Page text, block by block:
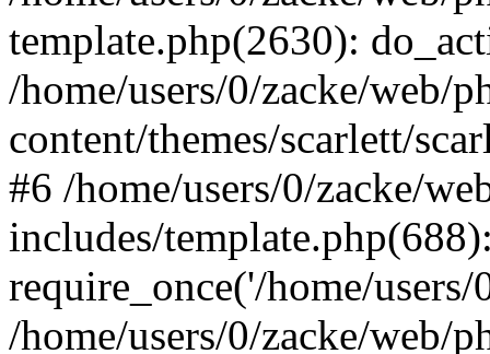
template.php(2630):
/home/users/0/zacke/web/
content/themes/scarlett/
#6 /home/users/0/zacke/
includes/
require_once('/home/
/home/users/0/zacke/web/